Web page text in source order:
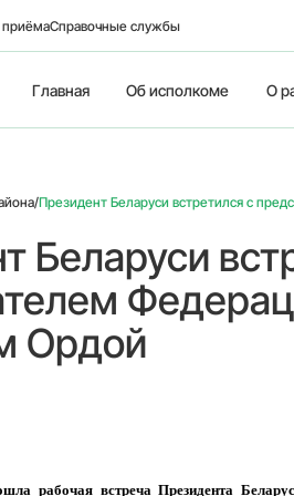
приёмаСправочные службы
Главная Об исполкоме О
/Президент Беларуси встретился с
Беларуси
Ордой
рабочая встреча Президента